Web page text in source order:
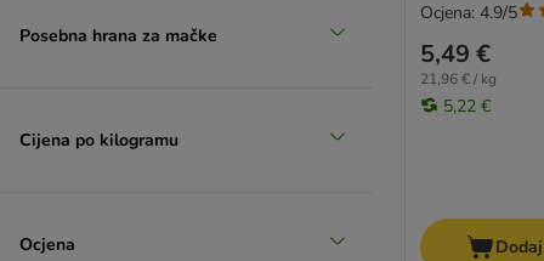
Posebna hrana za mačke
Cijena po kilogramu
Ocjena
5,49 €
21,96 € / kg
5,22 €
Ocjena: 4.9/5